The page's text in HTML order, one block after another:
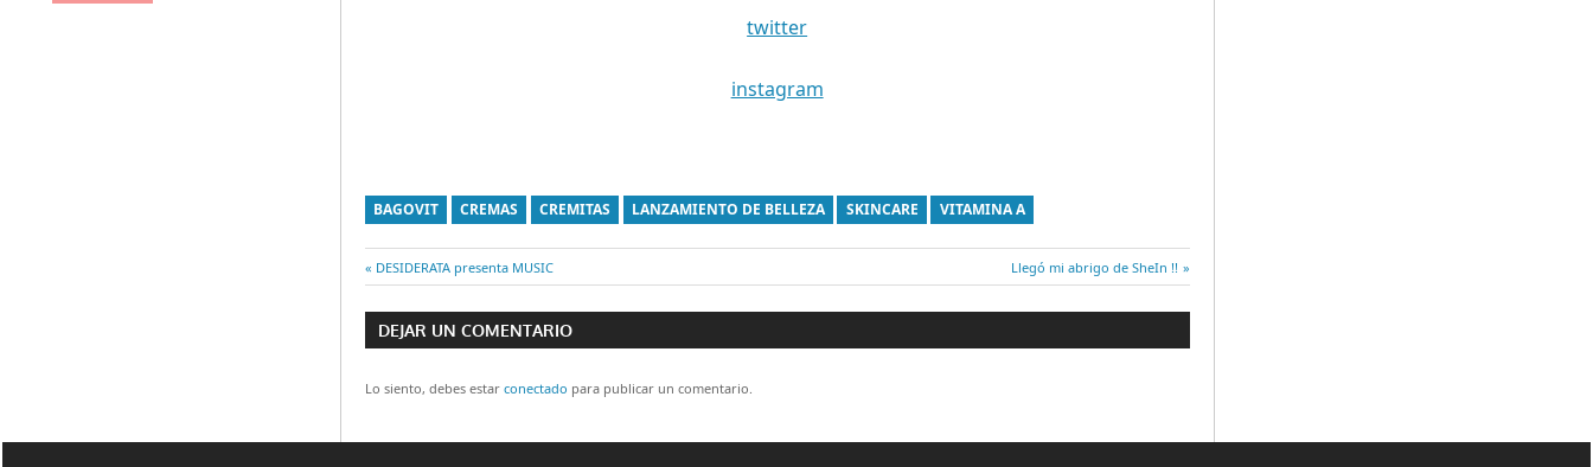
twitter
instagram
BAGOVIT CREMAS CREMITAS LANZAMIENTO DE BELLEZA SKINCARE VITAMINA A
Navegación
de
entradas
Entrada
anterior:
DESIDERATA presenta MUSIC
Entrada
siguiente:
Llegó mi abrigo de SheIn !!
DEJAR UN COMENTARIO
Lo siento, debes estar conectado para publicar un comentario.